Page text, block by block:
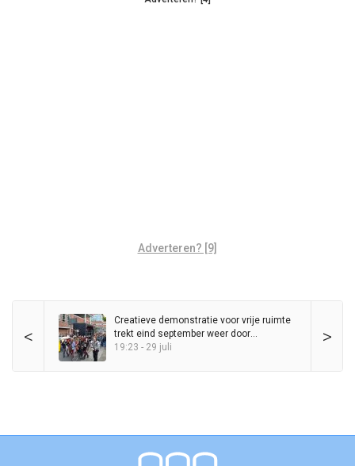
Adverteren? [9]
< >
Creatieve demonstratie voor vrije ruimte
trekt eind september weer door
binnenstad
19:23 - 29 juli